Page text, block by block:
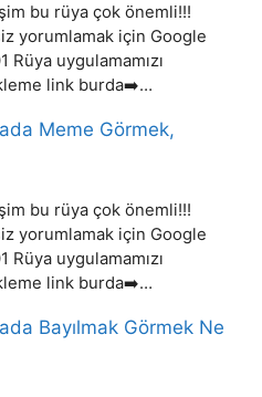
bu rüya çok önemli!!!
yorumlamak için Google
Rüya uygulamamızı
link burda➡️…
Meme Görmek,
bu rüya çok önemli!!!
yorumlamak için Google
Rüya uygulamamızı
link burda➡️…
Bayılmak Görmek Ne